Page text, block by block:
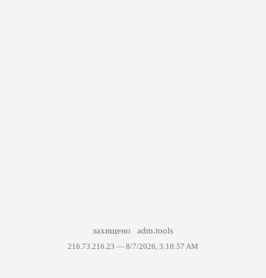
захищено adm.tools
216.73.216.23 — 8/7/2026, 3:18:57 AM